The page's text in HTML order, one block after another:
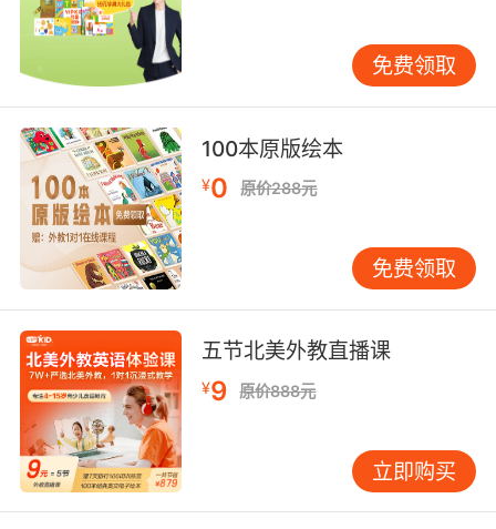
段的文化浸润对终身跨文化交际能力形成具有决
为深化文化认知，VIPKID引入剑桥大学跨文化交
际课程框架，设计"文化侦探"探索任务。学员需
采访外教挖掘节日背后的宗教渊源，通过美食制
作体验饮食文化差异，甚至模拟联合国会议讨论
全球议题。某期学员在"塑料污染"主题辩论中，
自发运用各国环保政策案例佐证观点，展现出超
越年龄的全球公民意识。这种深度文化体验有效
破解了传统英语教学中"文化失语"的困境。
三、学习习惯塑造：激发自主成长动能
冬令营的短期集训特性使其成为学习习惯矫正的
最佳契机。VIPKID采用"目标可视化+即时反
馈"机制，通过每日学习数据看板让进步轨迹可量
化。学员张小雅在结营报告中写道："看到自己从
免费领取
100本原版绘本
¥0 原价288元
免费领取
五节北美外教直播课
¥9 原价888元
立即购买